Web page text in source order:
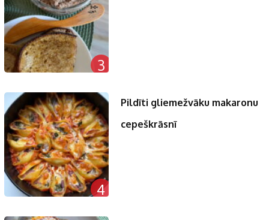
3
4
Pildīti gliemežvāku makaronu
cepeškrāsnī